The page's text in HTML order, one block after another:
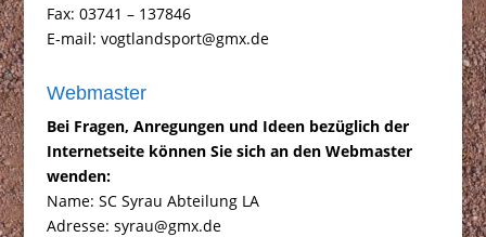
Fax: 03741 – 137846
E-mail: vogtlandsport@gmx.de
Webmaster
Bei Fragen, Anregungen und Ideen bezüglich der
Internetseite können Sie sich an den Webmaster
wenden:
Name: SC Syrau Abteilung LA
Adresse: syrau@gmx.de